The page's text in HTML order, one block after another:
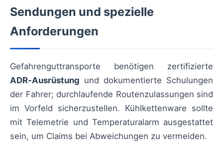
Sendungen und spezielle
Anforderungen
Gefahrenguttransporte benötigen zertifizierte
ADR‑Ausrüstung und dokumentierte Schulungen
der Fahrer; durchlaufende Routenzulassungen sind
im Vorfeld sicherzustellen. Kühlkettenware sollte
mit Telemetrie und Temperaturalarm ausgestattet
sein, um Claims bei Abweichungen zu vermeiden.